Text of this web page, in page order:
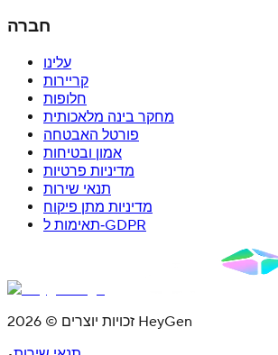
חברה
עלינו
קריירות
חלופות
מחקר בינה מלאכותית
פורטל האבטחה
אמון ובטיחות
מדיניות פרטיות
תנאי שירות
מדיניות מתן פיקוח
תאימות ל‑GDPR
זכויות יוצרים © 2026 HeyGen